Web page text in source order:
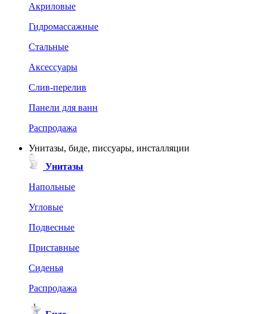
Акриловые
Гидромассажные
Стальные
Аксессуары
Слив-перелив
Панели для ванн
Распродажа
Унитазы, биде, писсуары, инсталляции
Унитазы
Напольные
Угловые
Подвесные
Приставные
Сиденья
Распродажа